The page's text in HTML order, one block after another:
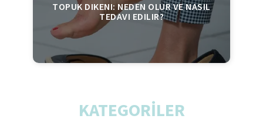
TOPUK DIKENI: NEDEN OLUR VE NASIL
TEDAVI EDILIR?
KATEGORİLER